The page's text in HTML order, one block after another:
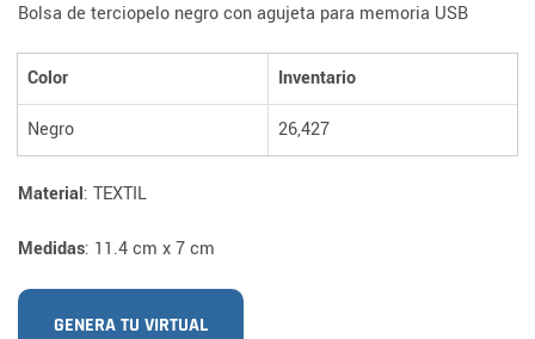
Bolsa de terciopelo negro con agujeta para memoria USB
Color Inventario
Negro 26,427
Material: TEXTIL
Medidas: 11.4 cm x 7 cm
GENERA TU VIRTUAL